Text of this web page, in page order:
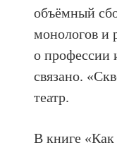
объёмный
монологов и
о профессии
связано.
театр.
В книге «Как